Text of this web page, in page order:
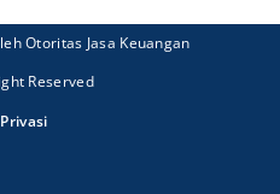
Otoritas Jasa Keuangan
Reserved